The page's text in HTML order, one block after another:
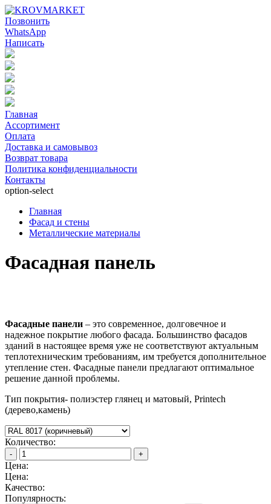
Позвонить
WhatsApp
Написать
Главная
Ассортимент
Оплата
Доставка и самовывоз
Возврат товара
Политика конфиденциальности
Контакты
option-select
Главная
Фасад и стены
Металлические материалы
Фасадная панель
Фасадные панели – это современное, долговечное и
надежное покрытие любого фасада. Большинство фасадов
зданий в настоящее время уже не соответствуют актуальным
теплотехническим требованиям, им требуется дополнительное
утепление стен. Фасадные панели предлагают оптимальное
решение данной проблемы.
Тип покрытия- полиэстер глянец и матовый, Printech
(дерево,камень)
Количество:
- +
Цена:
Цена:
Качество:
Популярность: